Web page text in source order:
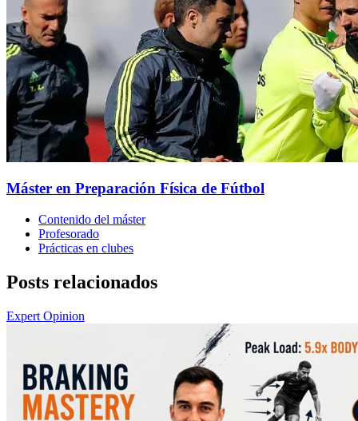
Máster en Preparación Física de Fútbol
Contenido del máster
Profesorado
Prácticas en clubes
Posts relacionados
Expert Opinion